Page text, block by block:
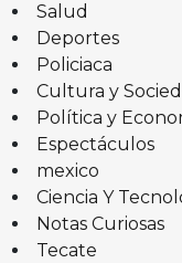
Salud
Deportes
Policiaca
Cultura y
Política y
Espectáculos
mexico
Ciencia Y
Notas Curiosas
Tecate